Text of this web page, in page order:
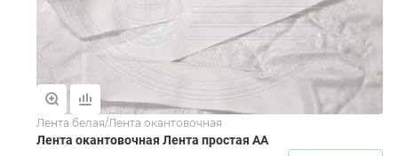
Лента белая/Лента окантовочная
Лента окантовочная Лента простая АА